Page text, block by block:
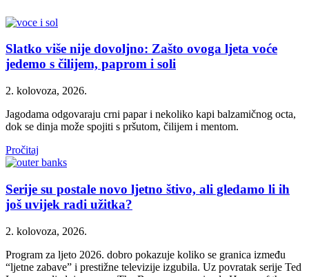
Slatko više nije dovoljno: Zašto ovoga ljeta voće
jedemo s čilijem, paprom i soli
2. kolovoza, 2026.
Jagodama odgovaraju crni papar i nekoliko kapi balzamičnog octa,
dok se dinja može spojiti s pršutom, čilijem i mentom.
Pročitaj
Serije su postale novo ljetno štivo, ali gledamo li ih
još uvijek radi užitka?
2. kolovoza, 2026.
Program za ljeto 2026. dobro pokazuje koliko se granica između
“ljetne zabave” i prestižne televizije izgubila. Uz povratak serije Ted